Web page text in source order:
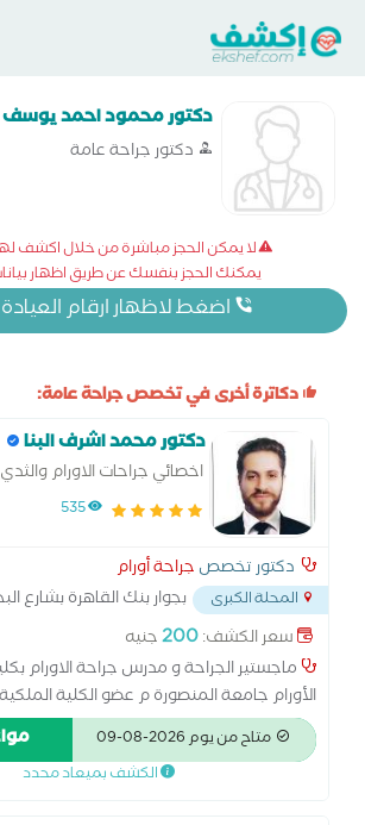
دكتور محمود احمد يوسف
دكتور جراحة عامة
لا يمكن الحجز مباشرة من خلال اكشف
يمكنك الحجز بنفسك عن طريق اظهار
اضغط لاظهار ارقام
دكاترة أخرى في تخصص جراحة عامة:
دكتور محمد اشرف البنا
اخصائي جراحات الاورام
والمناظير
535
دكتور تخصص جراحة أورام
المحلة الكبرى بجوار بنك القاهرة بشارع
سعر الكشف:200جنيه
ماجستير الجراحة و مدرس جراحة الاورام
الأورام جامعة المنصورة م عضو الكلية
جراحات الأورام بكلية الطب جامعة المنصورة
متاح من يوم 2026-08-09
الكشف بميعاد محدد